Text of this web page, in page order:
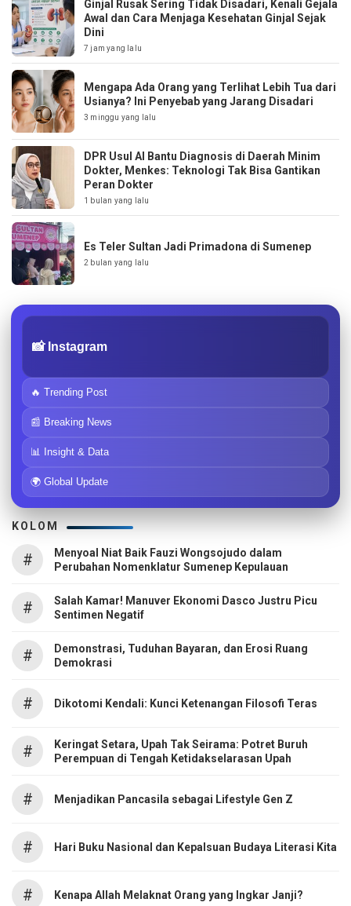
Ginjal Rusak Sering Tidak Disadari, Kenali Gejala
Awal dan Cara Menjaga Kesehatan Ginjal Sejak
Dini
7 jam yang lalu
Mengapa Ada Orang yang Terlihat Lebih Tua dari
Usianya? Ini Penyebab yang Jarang Disadari
3 minggu yang lalu
DPR Usul AI Bantu Diagnosis di Daerah Minim
Dokter, Menkes: Teknologi Tak Bisa Gantikan
Peran Dokter
1 bulan yang lalu
Es Teler Sultan Jadi Primadona di Sumenep
2 bulan yang lalu
📸 Instagram
🔥 Trending Post
📰 Breaking News
📊 Insight & Data
🌍 Global Update
KOLOM
#
Menyoal Niat Baik Fauzi Wongsojudo dalam
Perubahan Nomenklatur Sumenep Kepulauan
#
Salah Kamar! Manuver Ekonomi Dasco Justru Picu
Sentimen Negatif
#
Demonstrasi, Tuduhan Bayaran, dan Erosi Ruang
Demokrasi
# Dikotomi Kendali: Kunci Ketenangan Filosofi Teras
#
Keringat Setara, Upah Tak Seirama: Potret Buruh
Perempuan di Tengah Ketidakselarasan Upah
# Menjadikan Pancasila sebagai Lifestyle Gen Z
# Hari Buku Nasional dan Kepalsuan Budaya Literasi Kita
# Kenapa Allah Melaknat Orang yang Ingkar Janji?